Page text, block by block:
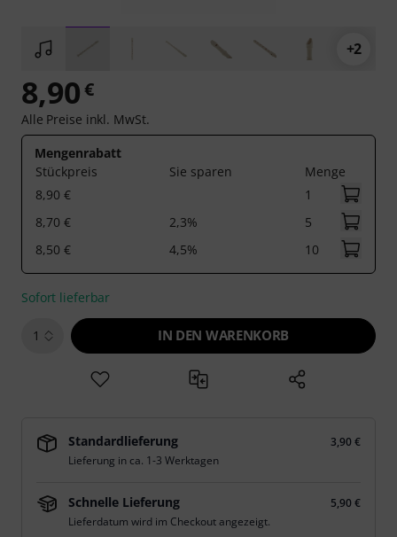
+2
8,90€
Alle Preise inkl. MwSt.
Mengenrabatt
Stückpreis
Sie sparen
Menge
8,90 €
1
8,70 €
2,3%
5
8,50 €
4,5% 10
Sofort lieferbar
1 IN DEN WARENKORB
Standardlieferung
3,90 €
Lieferung in ca. 1-3 Werktagen
Schnelle Lieferung
5,90 €
Lieferdatum wird im Checkout angezeigt.